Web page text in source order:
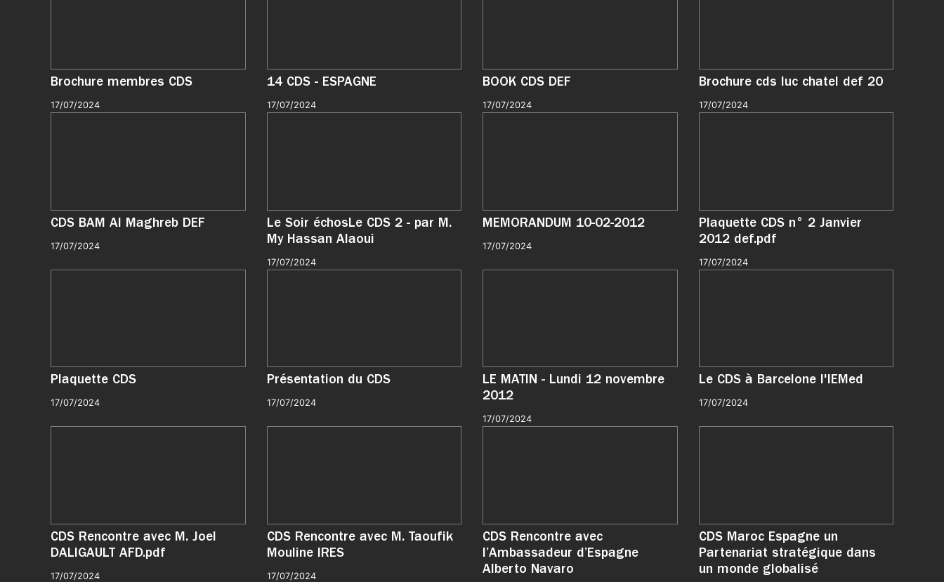
Brochure membres CDS
17/07/2024
14 CDS - ESPAGNE
17/07/2024
BOOK CDS DEF
17/07/2024
Brochure cds luc chatel def 20
17/07/2024
CDS BAM Al Maghreb DEF
17/07/2024
Le Soir échosLe CDS 2 - par M.
My Hassan Alaoui
17/07/2024
MEMORANDUM 10-02-2012
17/07/2024
Plaquette CDS n° 2 Janvier
2012 def.pdf
17/07/2024
Plaquette CDS
17/07/2024
Présentation du CDS
17/07/2024
LE MATIN - Lundi 12 novembre
2012
17/07/2024
Le CDS à Barcelone l'IEMed
17/07/2024
CDS Rencontre avec M. Joel
DALIGAULT AFD.pdf
17/07/2024
CDS Rencontre avec M. Taoufik
Mouline IRES
17/07/2024
CDS Rencontre avec
l’Ambassadeur d’Espagne
Alberto Navaro
CDS Maroc Espagne un
Partenariat stratégique dans
un monde globalisé